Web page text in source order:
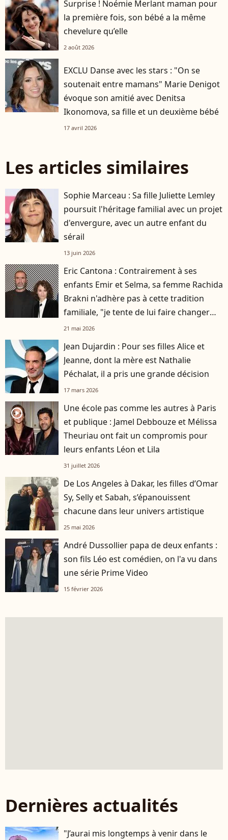
Surprise ! Noémie Merlant maman pour
la première fois, son bébé a la même
chevelure qu’elle
2 août 2026
EXCLU Danse avec les stars : "On se
soutenait entre mamans" Marie Denigot
évoque son amitié avec Denitsa
Ikonomova, sa fille et un deuxième bébé
17 avril 2026
Les articles similaires
Sophie Marceau : Sa fille Juliette Lemley
poursuit l'héritage familial avec un projet
d'envergure, avec un autre enfant du
sérail
13 juin 2026
Eric Cantona : Contrairement à ses
enfants Emir et Selma, sa femme Rachida
Brakni n'adhère pas à cette tradition
familiale, "je tente de lui faire changer
d'avis"
21 mai 2026
Jean Dujardin : Pour ses filles Alice et
Jeanne, dont la mère est Nathalie
Péchalat, il a pris une grande décision
17 mars 2026
player2
Une école pas comme les autres à Paris
et publique : Jamel Debbouze et Mélissa
Theuriau ont fait un compromis pour
leurs enfants Léon et Lila
31 juillet 2026
De Los Angeles à Dakar, les filles d’Omar
Sy, Selly et Sabah, s’épanouissent
chacune dans leur univers artistique
25 mai 2026
André Dussollier papa de deux enfants :
son fils Léo est comédien, on l'a vu dans
une série Prime Video
15 février 2026
Dernières actualités
"J’aurai mis longtemps à venir dans le